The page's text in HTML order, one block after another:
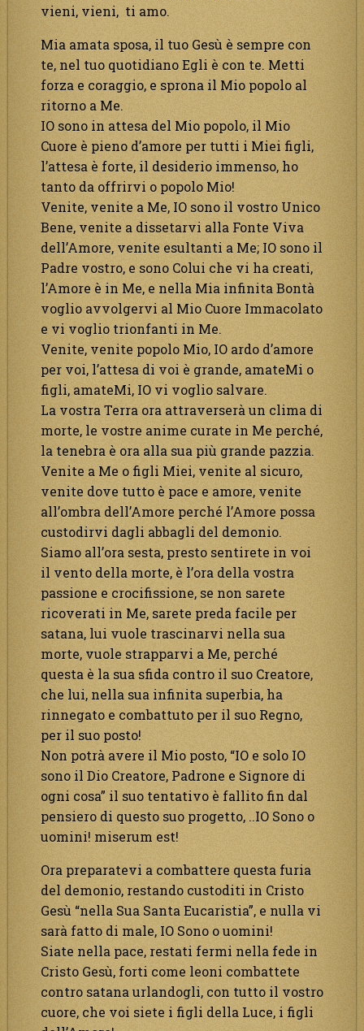
vieni, vieni, ti amo.
Mia amata sposa, il tuo Gesù è sempre con
te, nel tuo quotidiano Egli è con te. Metti
forza e coraggio, e sprona il Mio popolo al
ritorno a Me.
IO sono in attesa del Mio popolo, il Mio
Cuore è pieno d’amore per tutti i Miei figli,
l’attesa è forte, il desiderio immenso, ho
tanto da offrirvi o popolo Mio!
Venite, venite a Me, IO sono il vostro Unico
Bene, venite a dissetarvi alla Fonte Viva
dell’Amore, venite esultanti a Me; IO sono il
Padre vostro, e sono Colui che vi ha creati,
l’Amore è in Me, e nella Mia infinita Bontà
voglio avvolgervi al Mio Cuore Immacolato
e vi voglio trionfanti in Me.
Venite, venite popolo Mio, IO ardo d’amore
per voi, l’attesa di voi è grande, amateMi o
figli, amateMi, IO vi voglio salvare.
La vostra Terra ora attraverserà un clima di
morte, le vostre anime curate in Me perché,
la tenebra è ora alla sua più grande pazzia.
Venite a Me o figli Miei, venite al sicuro,
venite dove tutto è pace e amore, venite
all’ombra dell’Amore perché l’Amore possa
custodirvi dagli abbagli del demonio.
Siamo all’ora sesta, presto sentirete in voi
il vento della morte, è l’ora della vostra
passione e crocifissione, se non sarete
ricoverati in Me, sarete preda facile per
satana, lui vuole trascinarvi nella sua
morte, vuole strapparvi a Me, perché
questa è la sua sfida contro il suo Creatore,
che lui, nella sua infinita superbia, ha
rinnegato e combattuto per il suo Regno,
per il suo posto!
Non potrà avere il Mio posto, “IO e solo IO
sono il Dio Creatore, Padrone e Signore di
ogni cosa” il suo tentativo è fallito fin dal
pensiero di questo suo progetto, ..IO Sono o
uomini! miserum est!
Ora preparatevi a combattere questa furia
del demonio, restando custoditi in Cristo
Gesù “nella Sua Santa Eucaristia”, e nulla vi
sarà fatto di male, IO Sono o uomini!
Siate nella pace, restati fermi nella fede in
Cristo Gesù, forti come leoni combattete
contro satana urlandogli, con tutto il vostro
cuore, che voi siete i figli della Luce, i figli